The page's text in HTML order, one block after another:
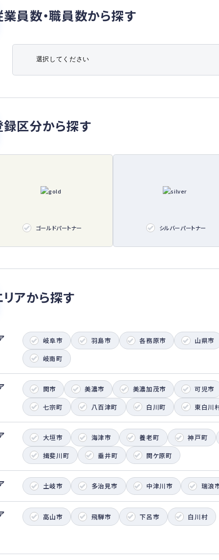
員数・職員数から探す
録区分から探す
ゴールドパートナー シルバーパートナー
アから探す
岐阜市 羽島市 各務原市
山県市
岐南町
関市 美濃市 美濃加茂市
可児市
七宗町
八百津町 白川町 東白川
大垣市 海津市 養老町
神戸町
揖斐川町
垂井町 関ケ原町
土岐市 多治見市 中津川市 瑞浪
高山市 飛騨市 下呂市 白川村